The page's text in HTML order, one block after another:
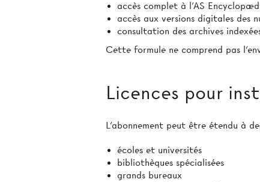
accès complet à l’AS
accès aux versions digitales des
consultation des archives
Cette formule ne comprend pas
Licences pour
L’abonnement peut être étendu à
écoles et universités
bibliothèques spécialisées
grands bureaux